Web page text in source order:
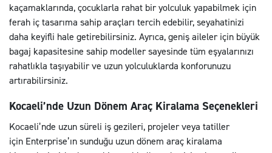
kaçamaklarında, çocuklarla rahat bir yolculuk yapabilmek için
ferah iç tasarıma sahip araçları tercih edebilir, seyahatinizi
daha keyifli hale getirebilirsiniz. Ayrıca, geniş aileler için büyük
bagaj kapasitesine sahip modeller sayesinde tüm eşyalarınızı
rahatlıkla taşıyabilir ve uzun yolculuklarda konforunuzu
artırabilirsiniz.
Kocaeli’nde Uzun Dönem Araç Kiralama Seçenekleri
Kocaeli’nde uzun süreli iş gezileri, projeler veya tatiller
için Enterprise’ın sunduğu uzun dönem araç kiralama